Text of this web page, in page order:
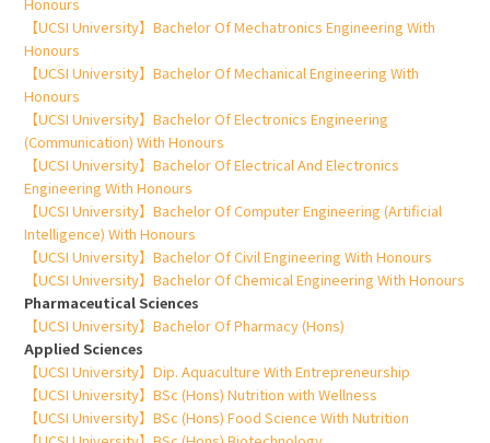
【UCSI University】Bachelor Of Mechatronics Engineering With
Honours
【UCSI University】Bachelor Of Mechanical Engineering With
Honours
【UCSI University】Bachelor Of Electronics Engineering
(Communication) With Honours
【UCSI University】Bachelor Of Electrical And Electronics
Engineering With Honours
【UCSI University】Bachelor Of Computer Engineering (Artificial
Intelligence) With Honours
【UCSI University】Bachelor Of Civil Engineering With Honours
【UCSI University】Bachelor Of Chemical Engineering With Honours
Pharmaceutical Sciences
【UCSI University】Bachelor Of Pharmacy (Hons)
Applied Sciences
【UCSI University】Dip. Aquaculture With Entrepreneurship
【UCSI University】BSc (Hons) Nutrition with Wellness
【UCSI University】BSc (Hons) Food Science With Nutrition